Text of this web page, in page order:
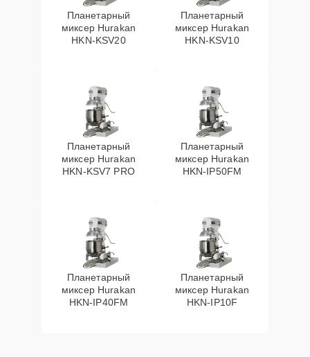
Планетарный
миксер Hurakan
HKN-KSV20
Планетарный
миксер Hurakan
HKN-KSV10
Планетарный
миксер Hurakan
HKN-KSV7 PRO
Планетарный
миксер Hurakan
HKN-IP50FM
Планетарный
миксер Hurakan
HKN-IP40FM
Планетарный
миксер Hurakan
HKN-IP10F